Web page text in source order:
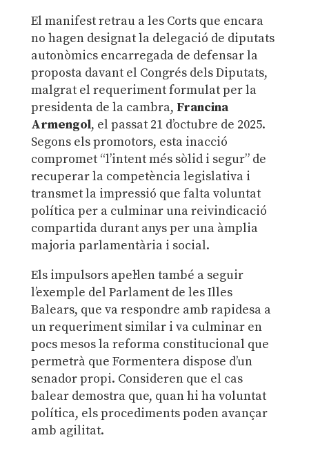
El manifest retrau a les Corts que encara
no hagen designat la delegació de diputats
autonòmics encarregada de defensar la
proposta davant el Congrés dels Diputats,
malgrat el requeriment formulat per la
presidenta de la cambra, Francina
Armengol, el passat 21 d’octubre de 2025.
Segons els promotors, esta inacció
compromet “l’intent més sòlid i segur” de
recuperar la competència legislativa i
transmet la impressió que falta voluntat
política per a culminar una reivindicació
compartida durant anys per una àmplia
majoria parlamentària i social.
Els impulsors apel·len també a seguir
l’exemple del Parlament de les Illes
Balears, que va respondre amb rapidesa a
un requeriment similar i va culminar en
pocs mesos la reforma constitucional que
permetrà que Formentera dispose d’un
senador propi. Consideren que el cas
balear demostra que, quan hi ha voluntat
política, els procediments poden avançar
amb agilitat.